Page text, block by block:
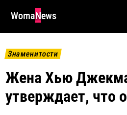
WomaNews
Знаменитости
Жена Хью
утверждает, что